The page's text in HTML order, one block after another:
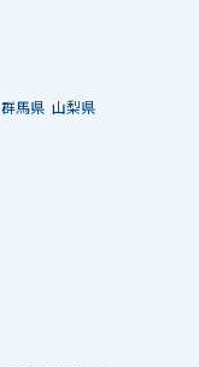
群馬県 山梨県